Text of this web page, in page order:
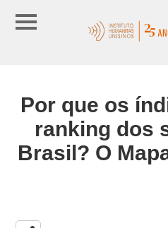
Por que os
ranking dos
Brasil? O